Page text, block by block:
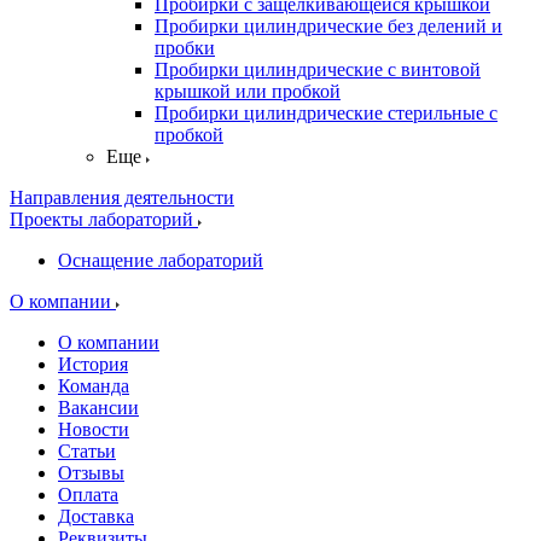
Пробирки с защелкивающейся крышкой
Пробирки цилиндрические без делений и
пробки
Пробирки цилиндрические с винтовой
крышкой или пробкой
Пробирки цилиндрические стерильные с
пробкой
Еще
Направления деятельности
Проекты лабораторий
Оснащение лабораторий
О компании
О компании
История
Команда
Вакансии
Новости
Статьи
Отзывы
Оплата
Доставка